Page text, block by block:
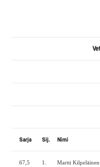
Sarja Sij. Nimi
67,5 1. Martti Kilpeläinen